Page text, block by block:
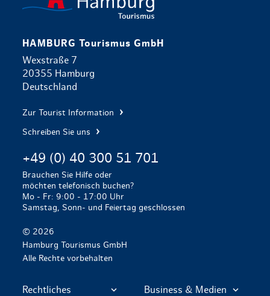
HAMBURG Tourismus GmbH
Wexstraße 7
20355 Hamburg
Deutschland
Zur Tourist Information
Schreiben Sie uns
+49 (0) 40 300 51 701
Brauchen Sie Hilfe oder
möchten telefonisch buchen?
Mo - Fr: 9:00 - 17:00 Uhr
Samstag, Sonn- und Feiertag geschlossen
© 2026
Hamburg Tourismus GmbH
Alle Rechte vorbehalten
Rechtliches Business & Medien